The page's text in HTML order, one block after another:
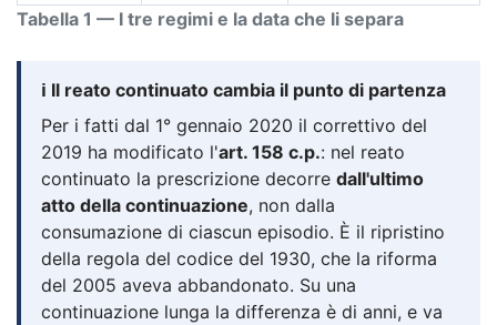
Tabella 1 — I tre regimi e la data che li separa
ℹ️ Il reato continuato cambia il punto di partenza
Per i fatti dal 1° gennaio 2020 il correttivo del
2019 ha modificato l'art. 158 c.p.: nel reato
continuato la prescrizione decorre dall'ultimo
atto della continuazione, non dalla
consumazione di ciascun episodio. È il ripristino
della regola del codice del 1930, che la riforma
del 2005 aveva abbandonato. Su una
continuazione lunga la differenza è di anni, e va